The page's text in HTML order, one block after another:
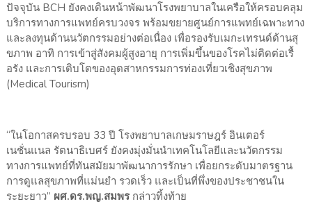
ปัจจุบัน BCH ยังคงเดินหน้าพัฒนาโรงพยาบาลในเครือให้ครอบคลุม
บริการทางการแพทย์ครบวงจร พร้อมขยายศูนย์การแพทย์เฉพาะทาง
และลงทุนด้านนวัตกรรมอย่างต่อเนื่อง เพื่อรองรับเมกะเทรนด์ด้านสุ
ขภาพ อาทิ การเข้าสู่สังคมผู้สูงอายุ การเพิ่มขึ้นของโรคไม่ติดต่อเรื้
อรัง และการเติบโตของอุตสาหกรรมการท่องเที่ยวเชิงสุขภาพ
(Medical Tourism)
“ในโอกาสครบรอบ 33 ปี โรงพยาบาลเกษมราษฎร์ อินเตอร์
เนชั่นแนล รัตนาธิเบศร์ ยังคงมุ่งมั่นนำเทคโนโลยีและนวัตกรรม
ทางการแพทย์ที่ทันสมัยมาพัฒนาการรักษา เพื่อยกระดับมาตรฐาน
การดูแลสุขภาพที่แม่นยำ รวดเร็ว และเป็นที่พึ่งของประชาชนใน
ระยะยาว” ผศ.ดร.พญ.สมพร กล่าวทิ้งท้าย